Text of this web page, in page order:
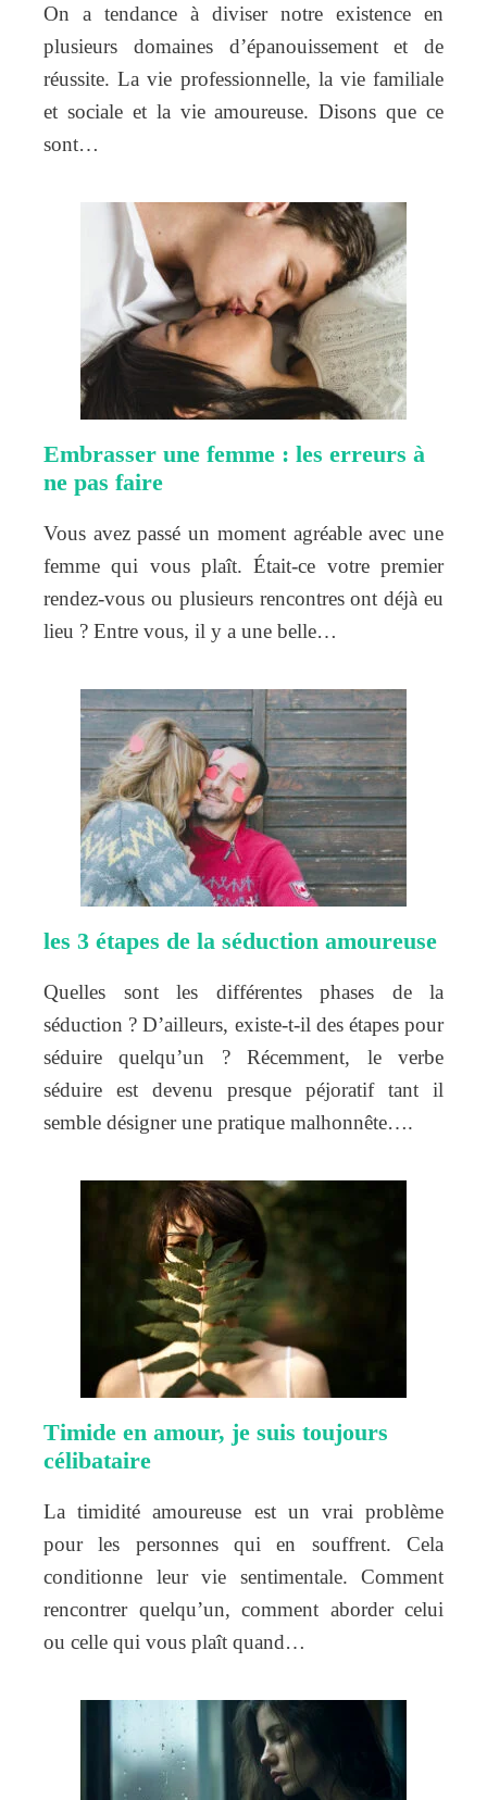
On a tendance à diviser notre existence en
plusieurs domaines d’épanouissement et de
réussite. La vie professionnelle, la vie familiale
et sociale et la vie amoureuse. Disons que ce
sont…
Embrasser une femme : les erreurs à
ne pas faire
Vous avez passé un moment agréable avec une
femme qui vous plaît. Était-ce votre premier
rendez-vous ou plusieurs rencontres ont déjà eu
lieu ? Entre vous, il y a une belle…
les 3 étapes de la séduction amoureuse
Quelles sont les différentes phases de la
séduction ? D’ailleurs, existe-t-il des étapes pour
séduire quelqu’un ? Récemment, le verbe
séduire est devenu presque péjoratif tant il
semble désigner une pratique malhonnête….
Timide en amour, je suis toujours
célibataire
La timidité amoureuse est un vrai problème
pour les personnes qui en souffrent. Cela
conditionne leur vie sentimentale. Comment
rencontrer quelqu’un, comment aborder celui
ou celle qui vous plaît quand…